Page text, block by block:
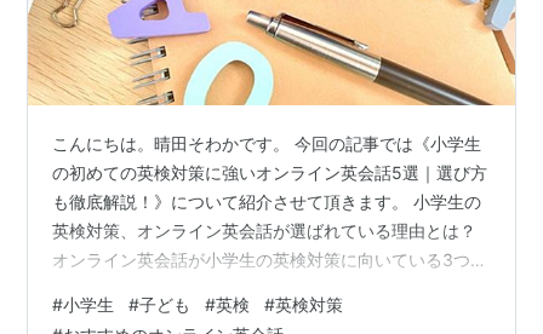
こんにちは。晴田そわかです。 今回の記事では《小学生
の初めての英検対策に強いオンライン英会話5選｜選び方
も徹底解説！》について紹介させて頂きます。 小学生の
英検対策、オンライン英会話が選ばれている理由とは？
オンライン英会話が小学生の英検対策に向いている3つの
1. 英検対策コースの有無・対応級 2. 講師のタイプ（ネイ
#小学生 #子ども #英検 #英検対策